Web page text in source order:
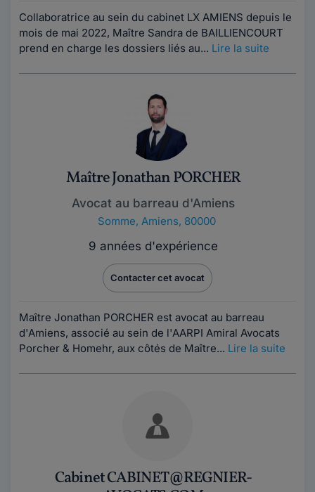
Collaboratrice au sein du cabinet LX AMIENS depuis le
mois de mai 2022, Maître Sandra de BAILLIENCOURT
prend en charge les dossiers liés au... Lire la suite
Maître Jonathan PORCHER
Avocat au barreau d'Amiens
Somme, Amiens, 80000
9 années d'expérience
Contacter cet avocat
Maître Jonathan PORCHER est avocat au barreau
d'Amiens, associé au sein de l'AARPI Amiral Avocats
Porcher & Homehr, aux côtés de Maître... Lire la suite
Cabinet CABINET@REGNIER-